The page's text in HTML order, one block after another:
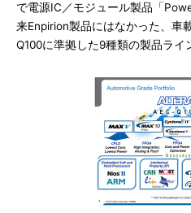
で電源IC／モジュール製品「
来Enpirion製品にはなかった、車
Q100に準拠した9種類の製品ライ